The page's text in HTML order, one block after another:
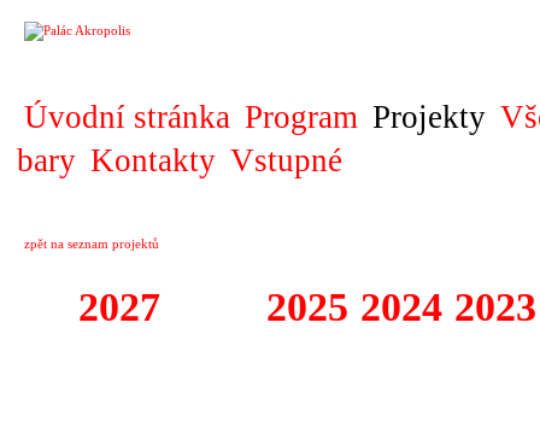
Úvodní stránka Program Projekty
bary Kontakty Vstupné
zpět na seznam projektů
2027 2025 2024 2023